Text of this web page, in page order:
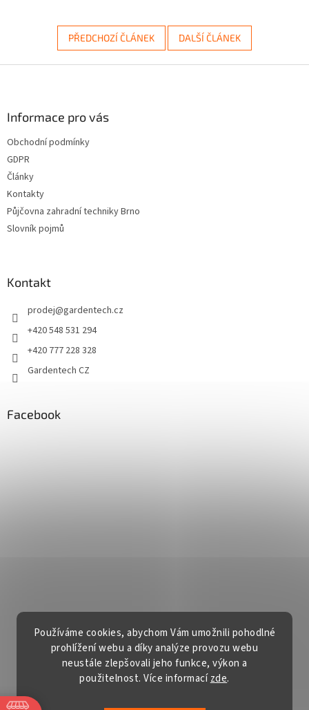
Používáme cookies, abychom Vám umožnili pohodlné
prohlížení webu a díky analýze provozu webu
neustále zlepšovali jeho funkce, výkon a
použitelnost. Více informacízde.
PŘEDCHOZÍ ČLÁNEK DALŠÍ ČLÁNEK
Informace pro vás
Obchodní podmínky
GDPR
Články
Kontakty
Půjčovna zahradní techniky Brno
Slovník pojmů
Kontakt
prodej@gardentech.cz
+420 548 531 294
+420 777 228 328
Gardentech CZ
Facebook
Vytvořil Shoptet